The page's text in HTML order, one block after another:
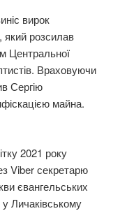
вирок
який розсилав
Центральної
Враховуючи
Сергію
майна.
2021 року
Viber секретарю
євангельських
Личаківському